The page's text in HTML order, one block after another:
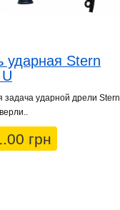
ударная Stern
задача ударной дрели Stern
грн